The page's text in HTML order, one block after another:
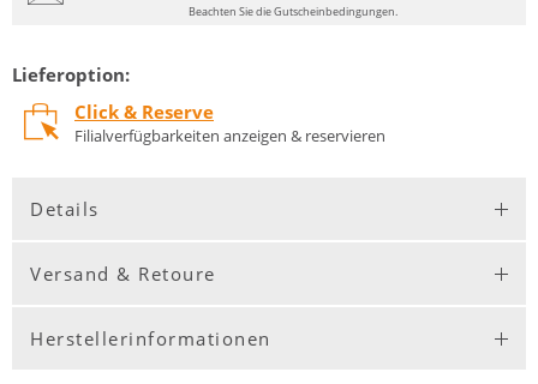
Beachten Sie die Gutscheinbedingungen.
Lieferoption:
Click & Reserve
Filialverfügbarkeiten anzeigen & reservieren
Details
Versand & Retoure
Herstellerinformationen